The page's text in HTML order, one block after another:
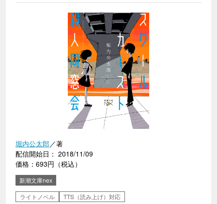
堀内公太郎／著
配信開始日： 2018/11/09
価格：693円（税込）
新潮文庫nex
ライトノベル
TTS（読み上げ）対応